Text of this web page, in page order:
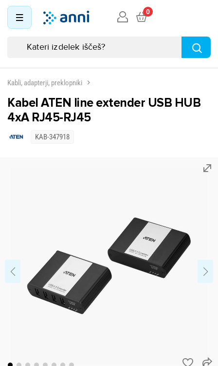
0
Kabli, adapterji, preklopniki
Kabel ATEN line extender USB HUB
4xA RJ45-RJ45
KAB-347918